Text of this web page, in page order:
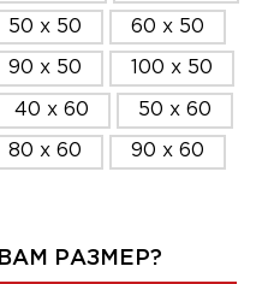
50 x 50 60 x 50
90 x 50 100 x 50
40 x 60 50 x 60
80 x 60 90 x 60
РАЗМЕР?